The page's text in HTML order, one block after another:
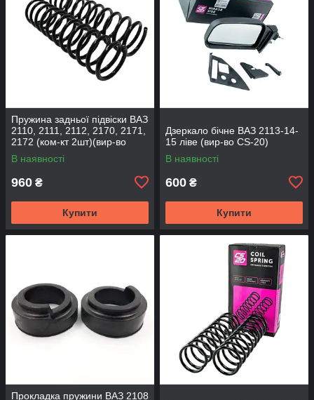
Пружина задньої підвіски ВАЗ
2110, 2111, 2112, 2170, 2171,
2172 (ком-кт 2шт)(вир-во
SKADI)
В наявності
960 ₴
Купити
Дзеркало бічне ВАЗ 2113-14-
15 ліве (вир-во CS-20)
В наявності
600 ₴
Купити
Прокладка пружини ВАЗ 2108